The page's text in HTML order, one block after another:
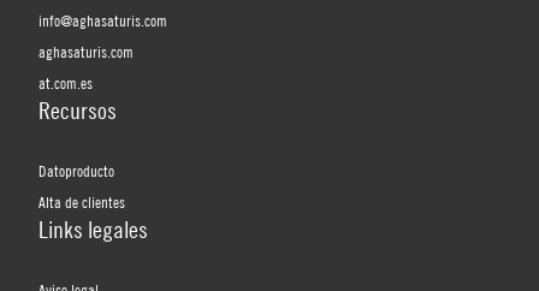
info@aghasaturis.com
aghasaturis.com
at.com.es
Recursos
Datoproducto
Alta de clientes
Links legales